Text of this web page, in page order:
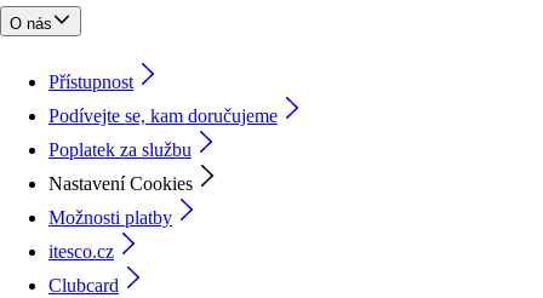
O nás
Přístupnost
Podívejte se, kam doručujeme
Poplatek za službu
Nastavení Cookies
Možnosti platby
itesco.cz
Clubcard